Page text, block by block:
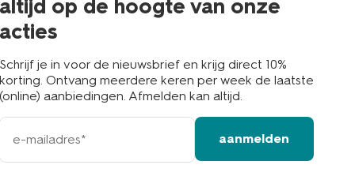
altijd op de hoogte van onze
acties
Schrijf je in voor de nieuwsbrief en krijg direct 10%
korting. Ontvang meerdere keren per week de laatste
(online) aanbiedingen. Afmelden kan altijd.
e-
mailadres
aanmelden